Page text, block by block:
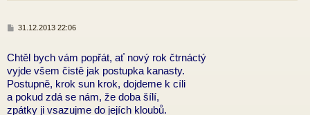
P
s
p
ě
v
e
k
31.12.2013 22:06
Chtěl bych vám popřát, ať nový rok čtrnáctý
vyjde všem čistě jak postupka kanasty.
Postupně, krok sun krok, dojdeme k cíli
a pokud zdá se nám, že doba šílí,
zpátky ji vsazujme do jejích kloubů.